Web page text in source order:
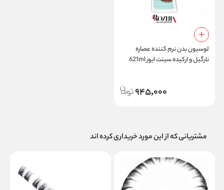
لوسیون بدن نرم کننده عصاره
نارگیل و ارکیده سینت ایوز 621ml
945,000
مشتریانی که از این مورد خریداری کرده اند